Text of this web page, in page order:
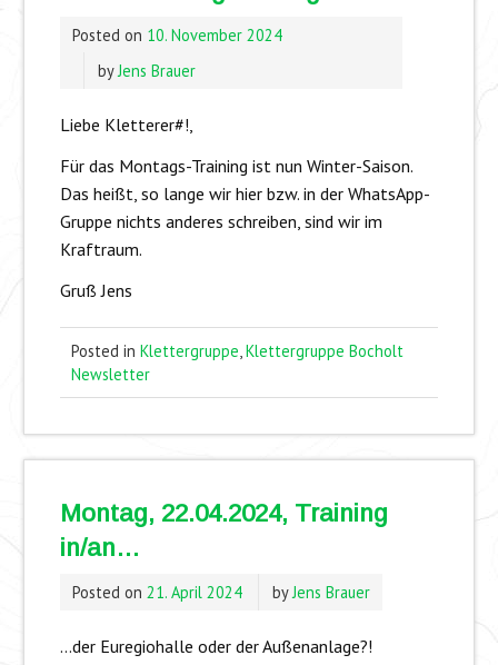
Posted on 10. November 2024
byJens Brauer
Liebe Kletterer#!,
Für das Montags-Training ist nun Winter-Saison.
Das heißt, so lange wir hier bzw. in der WhatsApp-
Gruppe nichts anderes schreiben, sind wir im
Kraftraum.
Gruß Jens
Posted in Klettergruppe,Klettergruppe Bocholt
Newsletter
Montag, 22.04.2024, Training
in/an…
Posted on 21. April 2024 byJens Brauer
…der Euregiohalle oder der Außenanlage?!